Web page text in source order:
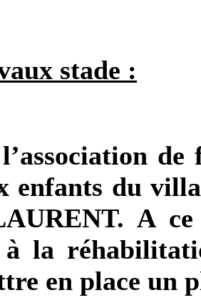
stade :
enfants du
A
à la
en place un